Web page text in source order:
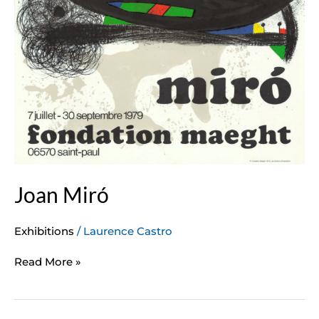
Joan Miró
Exhibitions / Laurence Castro
Read More »